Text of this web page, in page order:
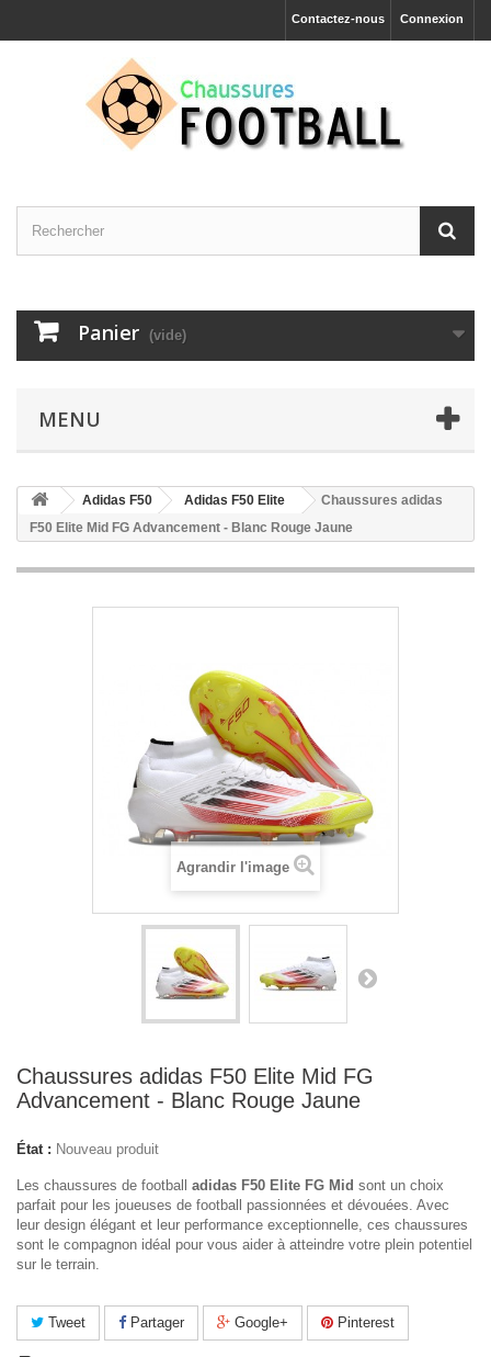
Connexion
Contactez-nous
Panier (vide)
MENU
Adidas F50 Adidas F50 Elite
Chaussures adidas
F50 Elite Mid FG Advancement - Blanc Rouge Jaune
Agrandir l'image
Chaussures adidas F50 Elite Mid FG
Advancement - Blanc Rouge Jaune
État : Nouveau produit
Les chaussures de football adidas F50 Elite FG Mid sont un choix
parfait pour les joueuses de football passionnées et dévouées. Avec
leur design élégant et leur performance exceptionnelle, ces chaussures
sont le compagnon idéal pour vous aider à atteindre votre plein potentiel
sur le terrain.
Tweet Partager Google+ Pinterest